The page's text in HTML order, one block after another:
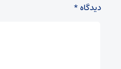
دیدگاه*